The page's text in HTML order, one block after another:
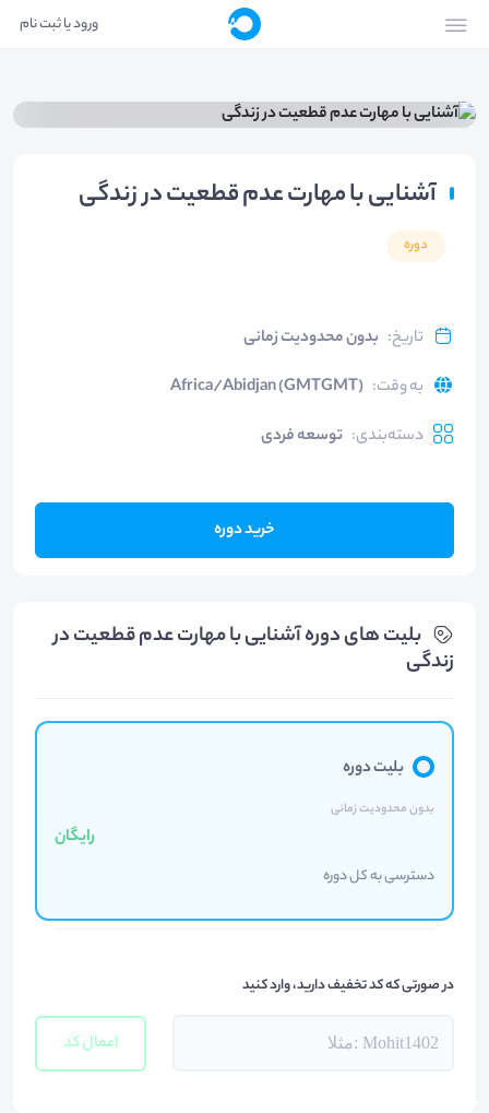
ورود یا ثبت نام
آشنایی با مهارت عدم قطعیت در زندگی
دوره
تاریخ: بدون محدودیت زمانی
به وقت:
Africa/Abidjan (GMTGMT)
دسته‌بندی: توسعه فردی
خرید دوره
بلیت های دوره آشنایی با مهارت عدم قطعیت در
زندگی
بلیت دوره
بدون محدودیت زمانی
رایگان
دسترسی به کل دوره
در صورتی که کد تخفیف دارید، وارد کنید
اعمال کد